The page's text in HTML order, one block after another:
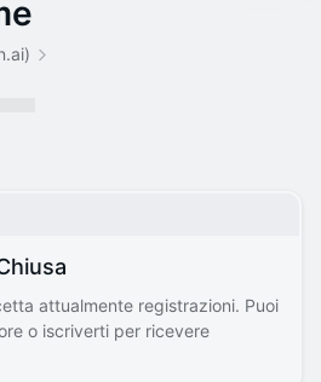
attualmente registrazioni. Puoi
o iscriverti per ricevere